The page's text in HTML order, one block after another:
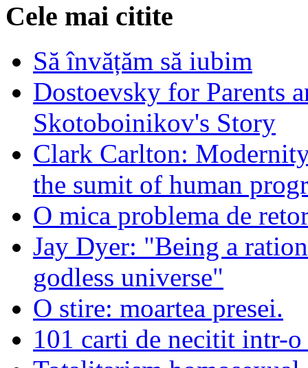
Cele mai citite
Să învățăm să iubim
Dostoevsky for Parents
Skotoboinikov's Story
Clark Carlton:
the sumit of human
O mica problema de
Jay Dyer: "Being a
godless universe"
O stire: moartea presei.
101 carti de necitit intr-